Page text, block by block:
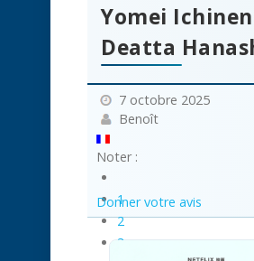
Yomei
Deatta
7 octobre 2025
Benoît
Noter :
1
2
3
Donner votre avis